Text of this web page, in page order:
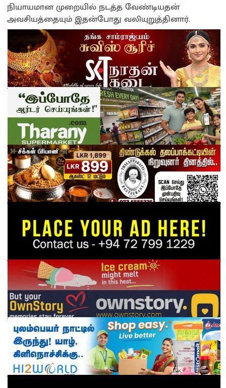
நியாயமான முறையில் நடத்த வேண்டியதன்
அவசியத்தையும் இதன்போது வலியுறுத்தினார்.